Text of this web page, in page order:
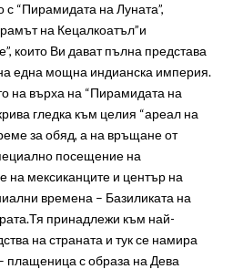
с “Пирамидата на Луната”,
на Кецалкоатъл”и
които Ви дават пълна представа
една мощна индианска империя.
на върха на “Пирамидата на
гледка към целия “ареал на
за обяд, а на връщане от
посещение на
на мексиканците и център на
времена – Базиликата на
принадлежи към най-
на страната и тук се намира
плащеница с образа на Дева